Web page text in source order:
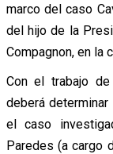
marco del caso
del hijo de la
Compagnon, en la
Con el trabajo de
deberá
el caso
Paredes (a cargo